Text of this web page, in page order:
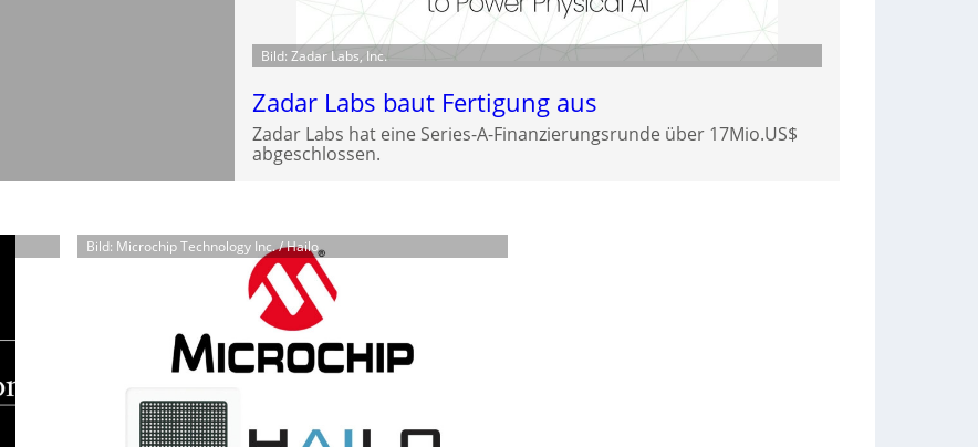
Bild: Zadar Labs, Inc.
Zadar Labs baut Fertigung aus
Zadar Labs hat eine Series-A-Finanzierungsrunde über 17Mio.US$
abgeschlossen.
Bild: Microchip Technology Inc. / Hailo